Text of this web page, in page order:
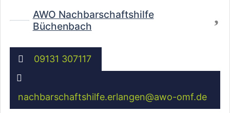
AWO Nachbarschaftshilfe
Büchenbach
09131 307117
nachbarschaftshilfe.erlangen@awo-omf.de